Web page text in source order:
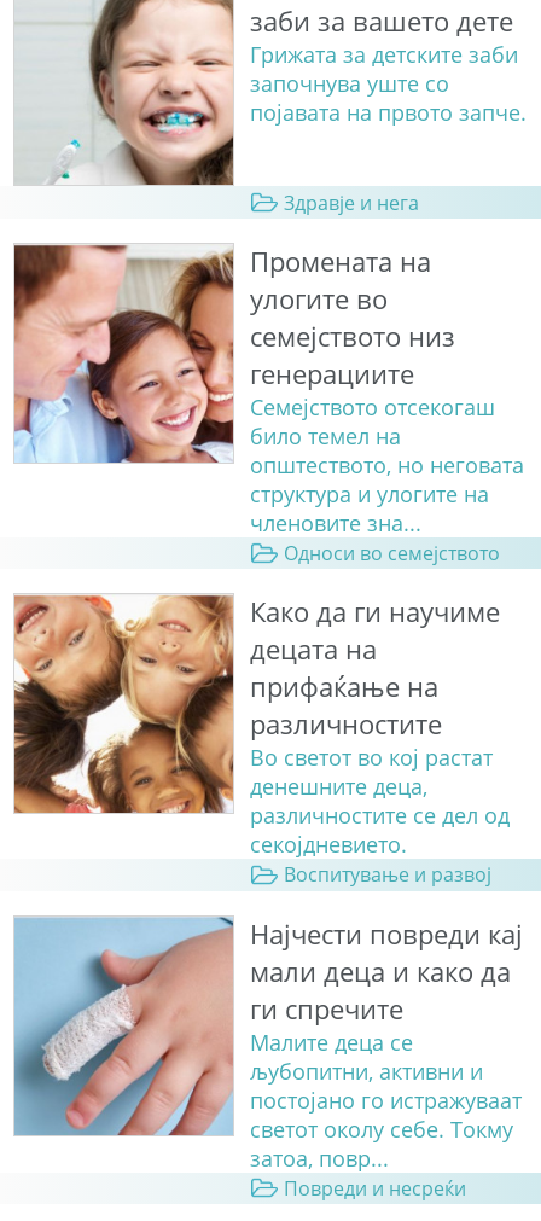
заби за вашето дете
Грижата за детските заби
започнува уште со
појавата на првото запче.
Здравје и нега
Промената на
улогите во
семејството низ
генерациите
Семејството отсекогаш
било темел на
општеството, но неговата
структура и улогите на
членовите зна...
Односи во семејството
Како да ги научиме
децата на
прифаќање на
различностите
Во светот во кој растат
денешните деца,
различностите се дел од
секојдневието.
Воспитување и развој
Најчести повреди кај
мали деца и како да
ги спречите
Малите деца се
љубопитни, активни и
постојано го истражуваат
светот околу себе. Токму
затоа, повр...
Повреди и несреќи